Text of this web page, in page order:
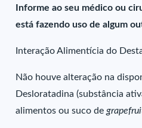
Informe ao seu médico ou
está fazendo uso de algum
Interação Alimentícia do
Não houve alteração na
Desloratadina (substância
alimentos ou suco de